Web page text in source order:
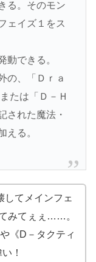
る。そのモン
ェイズ１をス
できる。
の、「Ｄｒａ
たは「Ｄ－Ｈ
された魔法・
える。
してメインフェ
みてぇぇ……。
《D－タクティ
！